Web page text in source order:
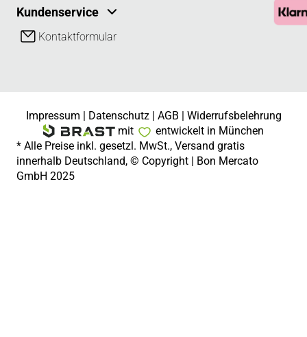
Kundenservice
Kontaktformular
Impressum | Datenschutz| AGB | Widerrufsbelehrung
mit
entwickelt in München
* Alle Preise inkl. gesetzl. MwSt., Versand gratis
innerhalb Deutschland, © Copyright | Bon Mercato
GmbH 2025